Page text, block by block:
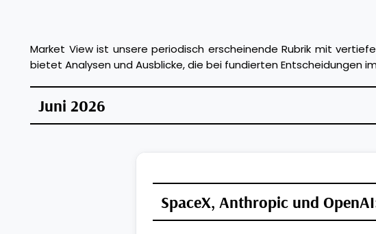
Market View ist unsere periodisch erscheinende Rubrik mit
bietet Analysen und Ausblicke, die bei fundierten Entscheidungen
Juni 2026
SpaceX, Anthropic und